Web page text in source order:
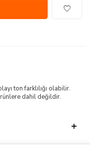
ton farklılığı olabilir.
dahil değildir.